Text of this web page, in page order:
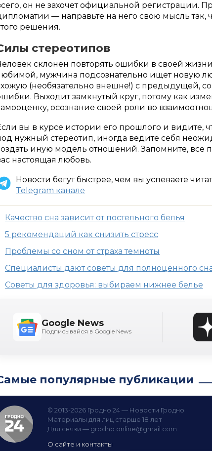
он не захочет официальной регистрации.
— направьте на него свою мысль так,
решения.
стереотипов
склонен повторять ошибки в своей
мужчина подсознательно ищет новую
(необязательно внешне!) с предыдущей,
Выходит замкнутый круг, потому как
осознание своей роли во
вы в курсе истории его прошлого и видите,
нужный стереотип, иногда ведите себя
иную модель отношений. Запомните, все
настоящая любовь.
Новости бегут быстрее, чем вы успеваете
Telegram канале
Качество сна зависит от постельного белья
5 рекомендаций как снизить стресс
Проблемы со сном от страха темноты
Специалисты дают советы для полноценного
Советы для здоровья: выбираем нижнее белье
Google News
Подписывайся в Google News
популярные публикации
© 2013-2026 Гродно 24 — Новости Гродно
Материалы для лиц старше 18 лет
Для связи — grodno.online@gmail.com
О сайте и контакты